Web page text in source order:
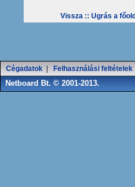
Vissza :: Ugrás a
Cégadatok Felhasználási feltételek
Netboard Bt. © 2001-2013.